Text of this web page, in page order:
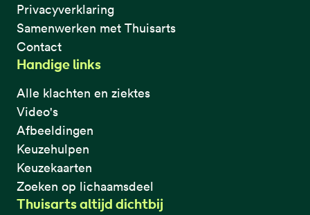
Privacyverklaring
Samenwerken met Thuisarts
Contact
Handige links
Alle klachten en ziektes
Video's
Afbeeldingen
Keuzehulpen
Keuzekaarten
Zoeken op lichaamsdeel
Thuisarts altijd dichtbij